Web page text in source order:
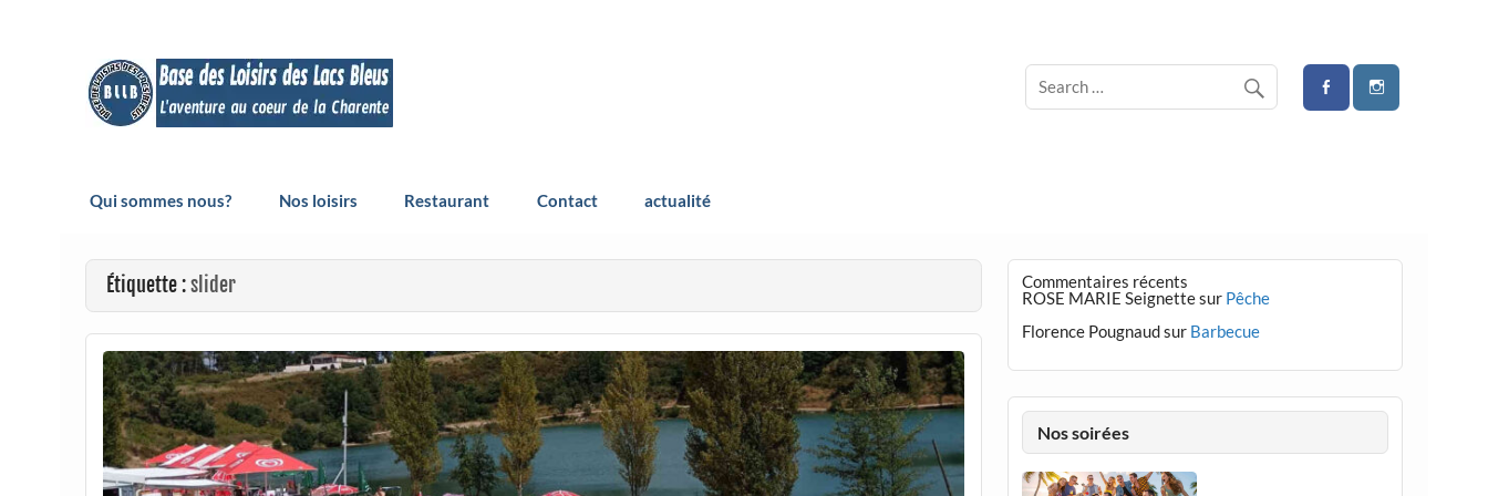
Base de loisirs des Lacs Bleus
Vivez l’aventure au cœur de la Charente
Qui sommes nous? Nos loisirs Restaurant Contact actualité
Étiquette :slider
Commentaires récents
ROSE MARIE Seignettesur Pêche
Florence Pougnaudsur Barbecue
Nos soirées